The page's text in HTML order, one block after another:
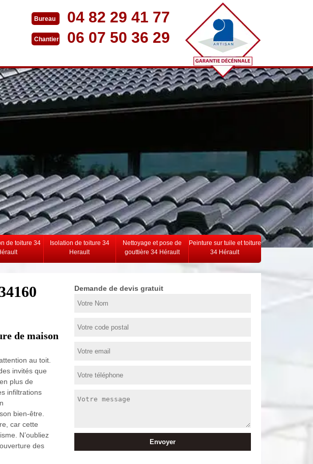
Bureau 04 82 29 41 77
Chantier 06 07 50 36 29
de toiture 34
Isolation de toiture 34
Herault
Nettoyage et pose de
gouttière 34 Hérault
Peinture sur tuile et toiture
34 Hérault
de maison
au toit.
invités que
plus de
infiltrations
bien-être.
car cette
N’oubliez
des
Demande de devis gratuit